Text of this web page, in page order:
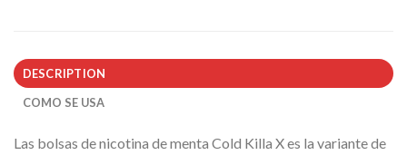
DESCRIPTION
COMO SE USA
Las bolsas de nicotina de menta Cold Killa X es la variante de